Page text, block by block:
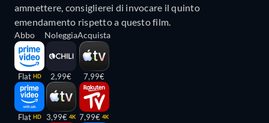
ammettere, consiglierei di invocare il quinto
emendamento rispetto a questo film.
Abbo
Flat HD
Flat HD
Noleggia
2,99€
3,99€ 4K
Acquista
7,99€
7,99€ 4K